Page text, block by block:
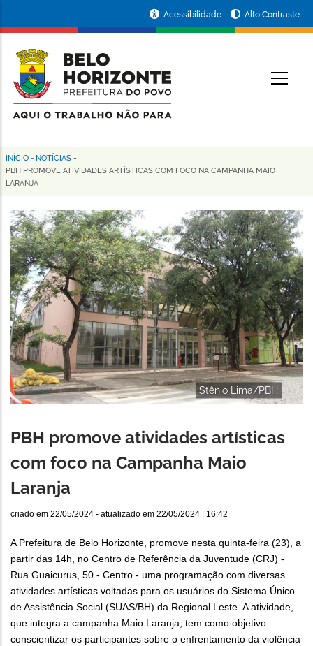
conteúdo
principal
da
Prefeitura
de
Horizonte
Acessibilidade Alto Contraste
Trilha
de
navegação
INÍCIO - NOTÍCIAS -
PBH PROMOVE ATIVIDADES ARTÍSTICAS COM FOCO NA CAMPANHA MAIO
LARANJA
Stênio Lima/PBH
PBH promove atividades artísticas
com foco na Campanha Maio
Laranja
criado em 22/05/2024 - atualizado em 22/05/2024 | 16:42
A Prefeitura de Belo Horizonte, promove nesta quinta-feira (23), a
partir das 14h, no Centro de Referência da Juventude (CRJ) -
Rua Guaicurus, 50 - Centro - uma programação com diversas
atividades artísticas voltadas para os usuários do Sistema Único
de Assistência Social (SUAS/BH) da Regional Leste. A atividade,
que integra a campanha Maio Laranja, tem como objetivo
conscientizar os participantes sobre o enfrentamento da violência